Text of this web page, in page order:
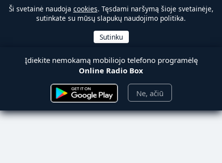
Ši svetainė naudoja cookies. Tęsdami naršymą šioje svetainėje,
sutinkate su mūsų slapukų naudojimo politika.
Įdiekite nemokamą mobiliojo telefono programėlę
Online Radio Box
Ne, ačiū